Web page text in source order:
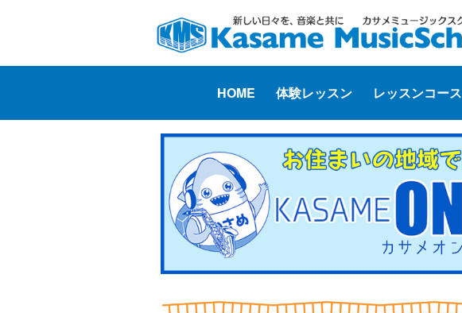
HOME 体験レッスン レッスンコース